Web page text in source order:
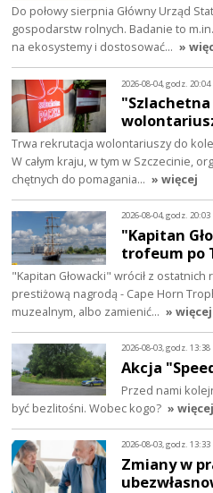
Do połowy sierpnia Główny Urząd
gospodarstw rolnych. Badanie to
na ekosystemy i dostosować… »
2026-08-04, godz. 20:04
Trwa rekrutacja wolontariuszy do
W całym kraju, w tym w Szczecinie,
chętnych do pomagania… » więcej
2026-08-04, godz. 20:03
"Kapitan
trofeum po
"Kapitan Głowacki" wrócił z ostatnich
prestiżową nagrodą - Cape Horn
muzealnym, albo zamienić… » więcej
2026-08-03, godz. 13:38
Akcja
Przed nami
być bezlitośni. Wobec kogo? » więcej
2026-08-03, godz. 13:33
Zmiany w